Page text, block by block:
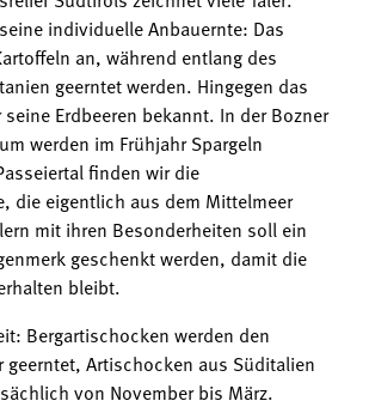
individuelle Anbauernte: Das
an, während entlang des
geerntet werden. Hingegen das
Erdbeeren bekannt. In der Bozner
werden im Frühjahr Spargeln
finden wir die
die eigentlich aus dem Mittelmeer
mit ihren Besonderheiten soll ein
geschenkt werden, damit die
bleibt.
Bergartischocken werden den
geerntet, Artischocken aus Süditalien
von November bis März.